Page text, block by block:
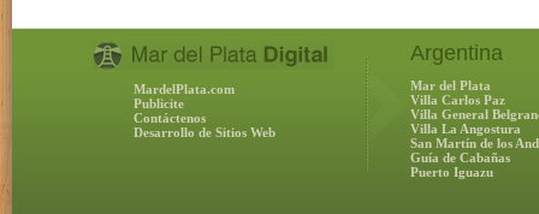
MardelPlata.com
Publicite
Contáctenos
Desarrollo de Sitios Web
Argentina
Mar del Plata
Villa Carlos Paz
Villa General
Villa La Angostura
San Martín de los
Guía de Cabañas
Puerto Iguazu